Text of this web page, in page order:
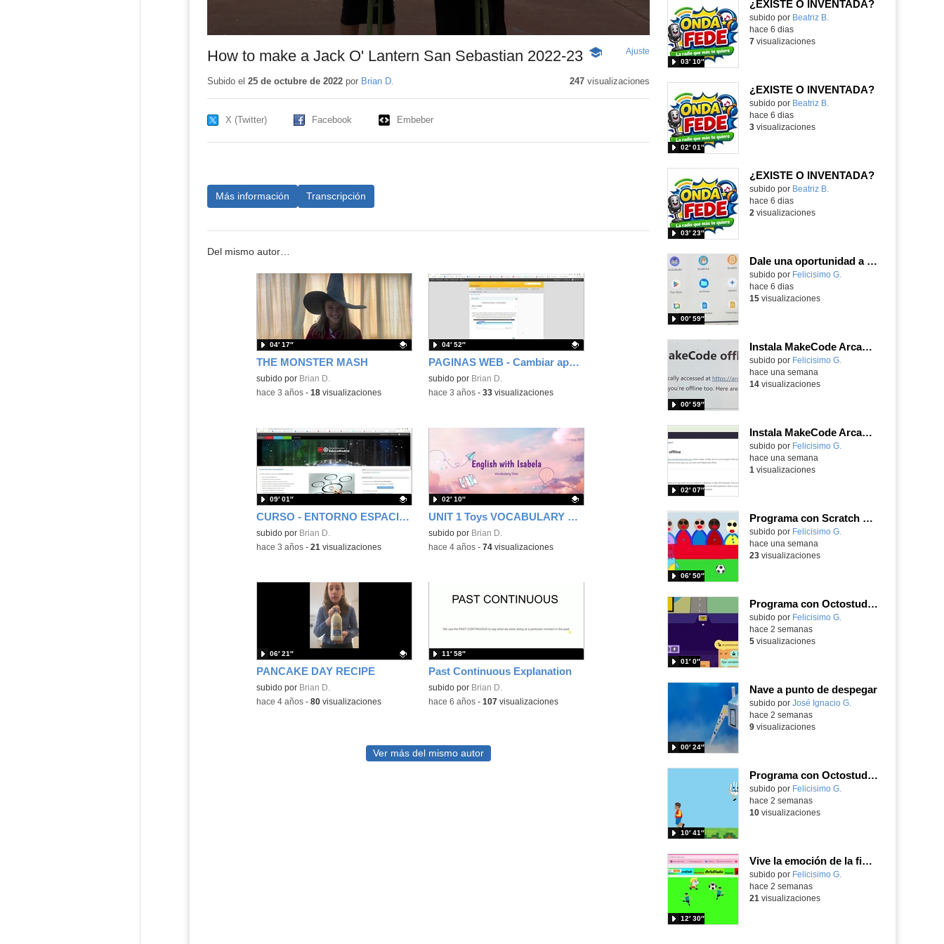
How to make a Jack O' Lantern San Sebastian 2022-23 -
educativo
Ajuste
pantalla
Subido el 25 de octubre de 2022por Brian D. 247visualizaciones
X (Twitter) Facebook Embeber
Más información Transcripción
Del mismo autor…
THE MONSTER MASH
Contenido educativo.
subido por Brian D.
04′ 17″
-hace 3 años- 18visualizaciones
PAGINAS WEB - Cambiar aparencia PORTLETS
Contenido educativo.
subido por Brian D.
04′ 52″
-hace 3 años- 33visualizaciones
CURSO - ENTORNO ESPACIOS WEB Y USUARIOS
Contenido educativo.
subido por Brian D.
09′ 01″
-hace 3 años- 21 visualizaciones
UNIT 1 Toys VOCABULARY First year
Contenido educativo.
subido por Brian D.
02′ 10″
-hace 4 años- 74visualizaciones
PANCAKE DAY RECIPE
Contenido educativo.
subido por Brian D.
06′ 21″
-hace 4 años- 80visualizaciones
Past Continuous Explanation
subido por Brian D.
11′ 58″
-hace 6 años- 107 visualizaciones
Ver más del mismo autor
¿EXISTE O INVENTADA?
Contenido educativo.
subido por Beatriz B.
03′ 10″
hace 6 dias
7visualizaciones
¿EXISTE O INVENTADA?
Contenido educativo.
subido por Beatriz B.
02′ 01″
hace 6 dias
3visualizaciones
¿EXISTE O INVENTADA?
Contenido educativo.
subido por Beatriz B.
03′ 23″
hace 6 dias
2 visualizaciones
Dale una oportunidad a los Chromebooks y utiliza un proyector para realizar talleres si no tienes pantallas táctiles
Contenido educativo.
subido por Felicisimo G.
00′ 59″
hace 6 dias
15visualizaciones
Instala MakeCode Arcade para trabajar offline en tu tablet, ordenador, Chromebook
Contenido educativo.
subido por Felicisimo G.
00′ 59″
hace una semana
14visualizaciones
Instala MakeCode Arcade offline para programar grandes juegos sin necesidad de Internet
Contenido educativo.
subido por Felicisimo G.
02′ 07″
hace una semana
1 visualizaciones
Programa con Scratch Jr una barrera que se desplaza para dar sensación de movimiento
Contenido educativo.
subido por Felicisimo G.
06′ 50″
hace una semana
23visualizaciones
Programa con Octostudio, un juego de Educación Víal cruzando un paso de cebra.
Contenido educativo.
subido por Felicisimo G.
01′ 0″
hace 2 semanas
5visualizaciones
Nave a punto de despegar
Contenido educativo.
subido por José Ignacio G.
00′ 24″
hace 2 semanas
9visualizaciones
Programa con Octostudio, un juego de 4 personajes ganando la copa del mundo saltando y esquivando rivales.
Contenido educativo.
subido por Felicisimo G.
10′ 41″
hace 2 semanas
10visualizaciones
Vive la emoción de la final del mundial programando con Scratch, un juego de toques y esquivar contrarios
Contenido educativo.
subido por Felicisimo G.
12′ 30″
hace 2 semanas
21 visualizaciones